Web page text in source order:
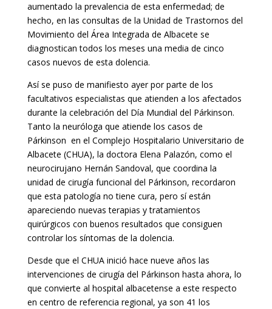
aumentado la prevalencia de esta enfermedad; de
hecho, en las consultas de la Unidad de Trastornos del
Movimiento del Área Integrada de Albacete se
diagnostican todos los meses una media de cinco
casos nuevos de esta dolencia.
Así se puso de manifiesto ayer por parte de los
facultativos especialistas que atienden a los afectados
durante la celebración del Día Mundial del Párkinson.
Tanto la neuróloga que atiende los casos de
Párkinson en el Complejo Hospitalario Universitario de
Albacete (CHUA), la doctora Elena Palazón, como el
neurocirujano Hernán Sandoval, que coordina la
unidad de cirugía funcional del Párkinson, recordaron
que esta patología no tiene cura, pero sí están
apareciendo nuevas terapias y tratamientos
quirúrgicos con buenos resultados que consiguen
controlar los síntomas de la dolencia.
Desde que el CHUA inició hace nueve años las
intervenciones de cirugía del Párkinson hasta ahora, lo
que convierte al hospital albacetense a este respecto
en centro de referencia regional, ya son 41 los